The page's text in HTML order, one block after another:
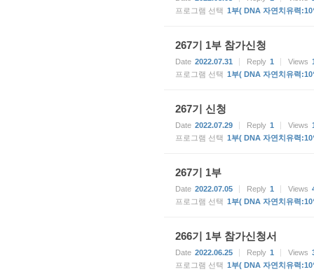
프로그램 선택 1부( DNA 자연치유력:10
267기 1부 참가신청
Date 2022.07.31 Reply 1 Views
프로그램 선택 1부( DNA 자연치유력:10
267기 신청
Date 2022.07.29 Reply 1 Views
프로그램 선택 1부( DNA 자연치유력:10
267기 1부
Date 2022.07.05 Reply 1 Views
프로그램 선택 1부( DNA 자연치유력:10
266기 1부 참가신청서
Date 2022.06.25 Reply 1 Views
프로그램 선택 1부( DNA 자연치유력:10